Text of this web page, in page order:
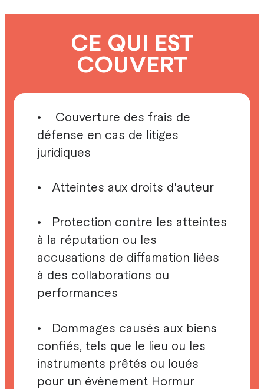
CE QUI EST
COUVERT
• Couverture des frais de
défense en cas de litiges
juridiques
• Atteintes aux droits d'auteur
• Protection contre les atteintes
à la réputation ou les
accusations de diffamation liées
à des collaborations ou
performances
• Dommages causés aux biens
confiés, tels que le lieu ou les
instruments prêtés ou loués
pour un évènement Hormur​